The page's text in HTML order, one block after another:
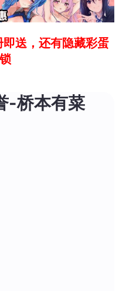
送，还有隐藏彩蛋
-桥本有菜